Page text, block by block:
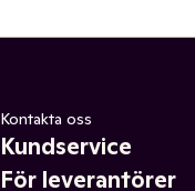
Kontakta oss
Kundservice
För leverantörer